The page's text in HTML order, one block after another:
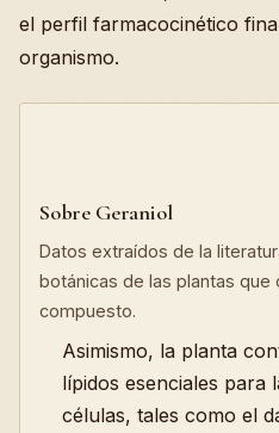
el perfil farmacocinético
organismo.
Sobre Geraniol
Datos extraídos de la
botánicas de las plantas que
compuesto.
Asimismo, la planta
lípidos esenciales para
células, tales como el